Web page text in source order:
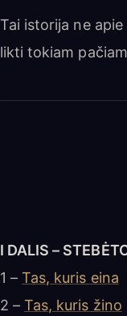
Tai istorija ne
likti tokiam
I DALIS –
1 –Tas, kuris eina
2 –Tas, kuris žino